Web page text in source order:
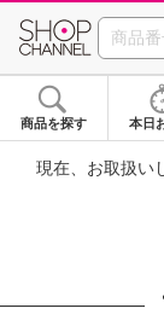
商品を探す 本日
現在、お取扱い